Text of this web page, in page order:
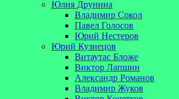
Юлия Друнина
Владимир Сокол
Павел Голосов
Юрий Нестеров
Юрий Кузнецов
Витаутас Бложе
Виктор Лапшин
Александр Романов
Владимир Жуков